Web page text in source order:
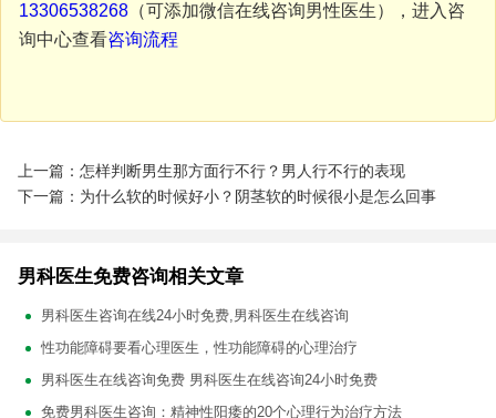
13306538268（可添加微信在线咨询男性医生），进入咨
询中心查看咨询流程
上一篇：怎样判断男生那方面行不行？男人行不行的表现
下一篇：为什么软的时候好小？阴茎软的时候很小是怎么回事
男科医生免费咨询相关文章
男科医生咨询在线24小时免费,男科医生在线咨询
性功能障碍要看心理医生，性功能障碍的心理治疗
男科医生在线咨询免费 男科医生在线咨询24小时免费
免费男科医生咨询：精神性阳痿的20个心理行为治疗方法